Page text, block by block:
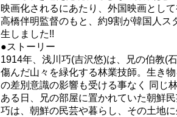
映画化されるにあたり、外国映画とし
高橋伴明監督のもと、約9割が韓国人ス
生しました!!
●ストーリー
1914年、浅川巧(吉沢悠)は、兄の伯教(
傷んだ山々を緑化する林業技師。生き
の差別意識の影響も受ける事なく 同じ
ある日、兄の部屋に置かれていた朝鮮
巧は、朝鮮の民芸や暮らし、その土地